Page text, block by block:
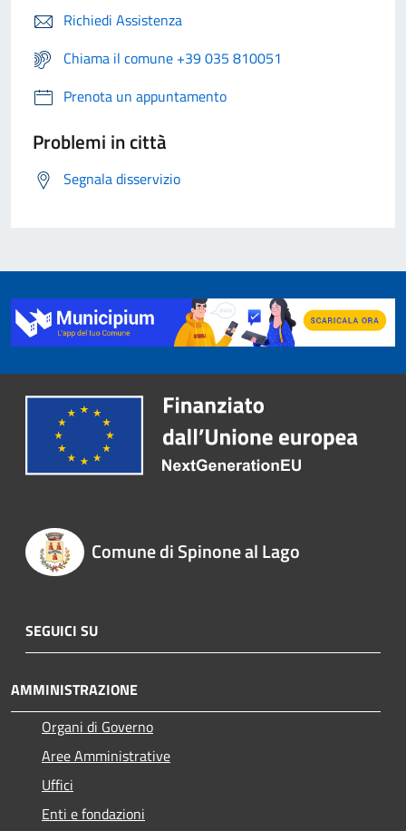
Richiedi Assistenza
Chiama il comune +39 035 810051
Prenota un appuntamento
Problemi in città
Segnala disservizio
Comune di Spinone al Lago
SEGUICI SU
AMMINISTRAZIONE
Organi di Governo
Aree Amministrative
Uffici
Enti e fondazioni